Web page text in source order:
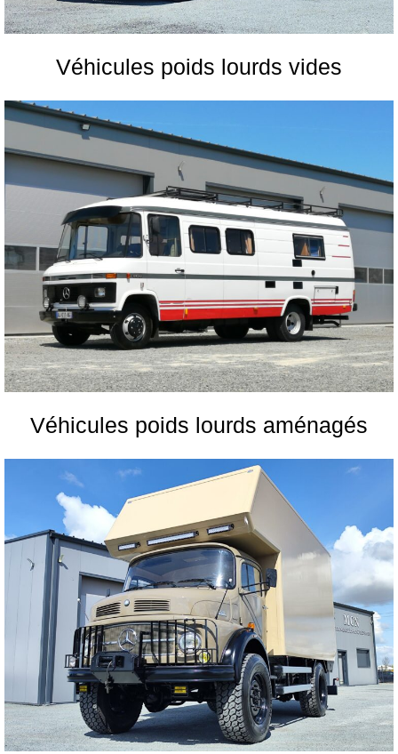
Véhicules poids lourds vides
Véhicules poids lourds aménagés